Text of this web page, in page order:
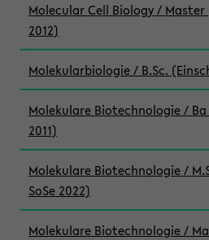
Molecular Cell Biology / Master
2012)
Molekularbiologie / B.Sc.
Molekulare Biotechnologie /
2011)
Molekulare Biotechnologie /
SoSe 2022)
Molekulare Biotechnologie /